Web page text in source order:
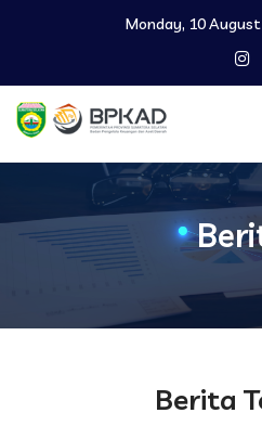
Monday, 10
Berita